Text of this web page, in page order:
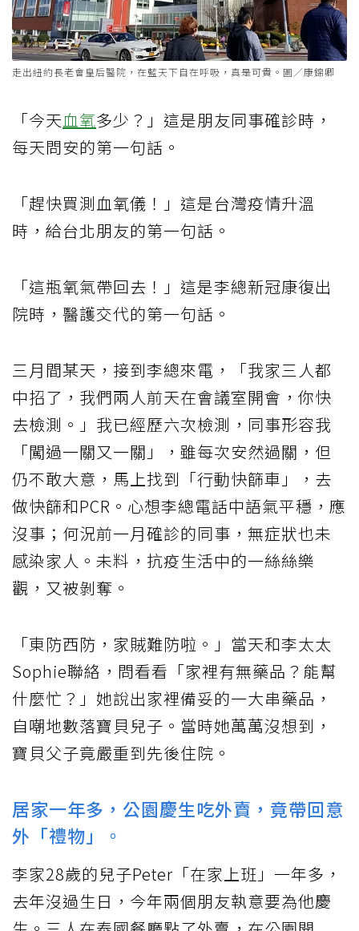
走出紐約長老會皇后醫院，在藍天下自在呼吸，真是可貴。圖／康錦卿
「今天血氧多少？」這是朋友同事確診時，
每天問安的第一句話。
「趕快買測血氧儀！」這是台灣疫情升溫
時，給台北朋友的第一句話。
「這瓶氧氣帶回去！」這是李總新冠康復出
院時，醫護交代的第一句話。
三月間某天，接到李總來電，「我家三人都
中招了，我們兩人前天在會議室開會，你快
去檢測。」我已經歷六次檢測，同事形容我
「闖過一關又一關」，雖每次安然過關，但
仍不敢大意，馬上找到「行動快篩車」，去
做快篩和PCR。心想李總電話中語氣平穩，應
沒事；何況前一月確診的同事，無症狀也未
感染家人。未料，抗疫生活中的一絲絲樂
觀，又被剝奪。
「東防西防，家賊難防啦。」當天和李太太
Sophie聯絡，問看看「家裡有無藥品？能幫
什麼忙？」她說出家裡備妥的一大串藥品，
自嘲地數落寶貝兒子。當時她萬萬沒想到，
寶貝父子竟嚴重到先後住院。
居家一年多，公園慶生吃外賣，竟帶回意
外「禮物」。
李家28歲的兒子Peter「在家上班」一年多，
去年沒過生日，今年兩個朋友執意要為他慶